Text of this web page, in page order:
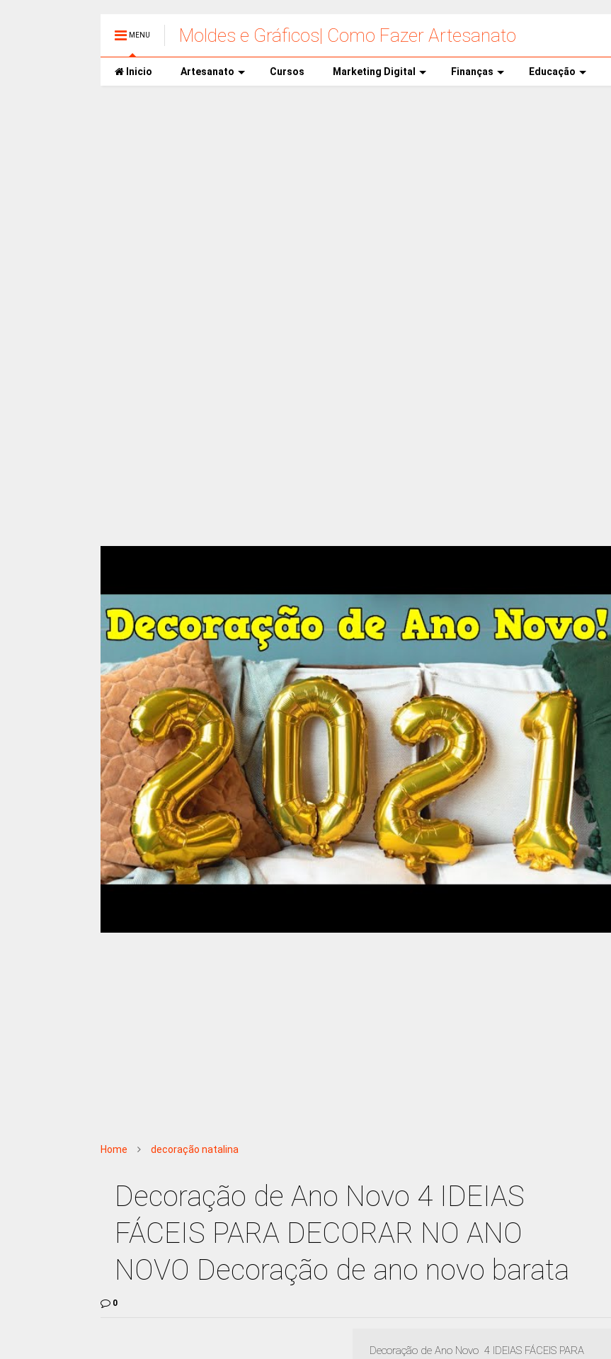
MENU Moldes e Gráficos| Como Fazer Artesanato
Inicio Artesanato Cursos Marketing Digital Finanças Educação
Home decoração natalina
Decoração de Ano Novo 4 IDEIAS
FÁCEIS PARA DECORAR NO ANO
NOVO Decoração de ano novo barata
0
Decoração de Ano Novo 4 IDEIAS FÁCEIS PARA